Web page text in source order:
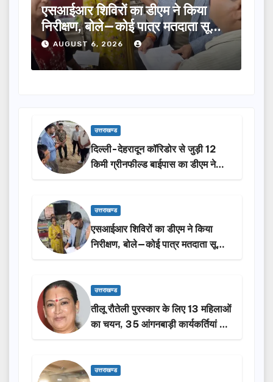
एसआईआर शिविरों का डीएम ने किया
निरीक्षण, बोले—कोई पात्र मतदाता सूची
से न छूटे…
AUGUST 6, 2026
तीलू
का चयन, 35
होंगीAUGUST
उत्तराखण्ड
दिल्ली-देहरादून कॉरिडोर से जुड़ी 12
किमी ग्रीनफील्ड बाईपास का डीएम ने
किया निरीक्षण…
उत्तराखण्ड
एसआईआर शिविरों का डीएम ने किया
निरीक्षण, बोले—कोई पात्र मतदाता सूची
से न छूटे…
उत्तराखण्ड
तीलू रौतेली पुरस्कार के लिए 13 महिलाओं
का चयन, 35 आंगनबाड़ी कार्यकर्तियां भी
होंगी सम्मानित…
उत्तराखण्ड